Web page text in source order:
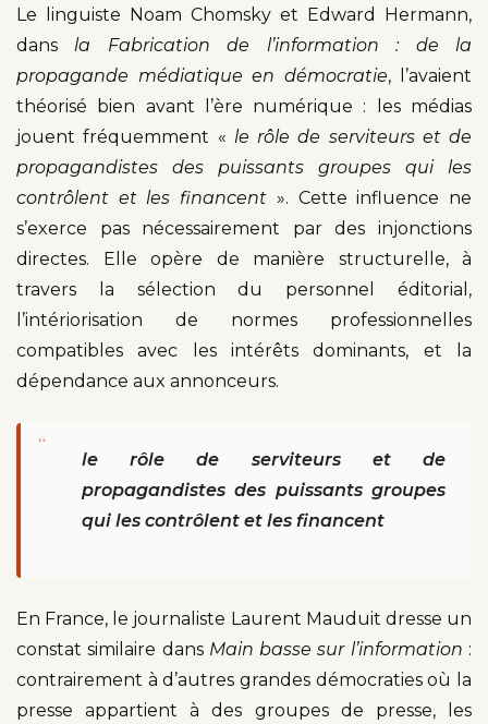
Le linguiste Noam Chomsky et Edward Hermann,
dans la Fabrication de l’information : de la
propagande médiatique en démocratie, l’avaient
théorisé bien avant l’ère numérique : les médias
jouent fréquemment « le rôle de serviteurs et de
propagandistes des puissants groupes qui les
contrôlent et les financent ». Cette influence ne
s’exerce pas nécessairement par des injonctions
directes. Elle opère de manière structurelle, à
travers la sélection du personnel éditorial,
l’intériorisation de normes professionnelles
compatibles avec les intérêts dominants, et la
dépendance aux annonceurs.
“
le rôle de serviteurs et de
propagandistes des puissants groupes
qui les contrôlent et les financent
En France, le journaliste Laurent Mauduit dresse un
constat similaire dans Main basse sur l’information :
contrairement à d’autres grandes démocraties où la
presse appartient à des groupes de presse, les